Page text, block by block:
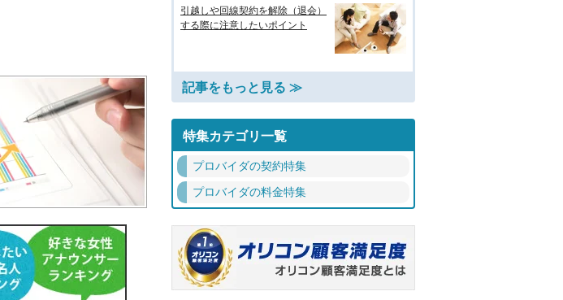
引越しや回線契約を解除（退会）
する際に注意したいポイント
記事をもっと見る ≫
特集カテゴリ一覧
プロバイダの契約特集
プロバイダの料金特集